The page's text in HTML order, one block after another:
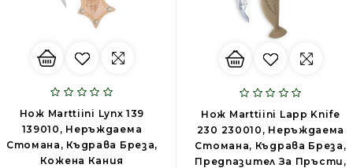
Нож Marttiini Lynx 139
139010, Неръждаема
Стомана, Къдрава Бреза,
Кожена Кания
Нож Marttiini Lapp Knife
230 230010, Неръждаема
Стомана, Къдрава Бреза,
Предпазител За Пръсти,